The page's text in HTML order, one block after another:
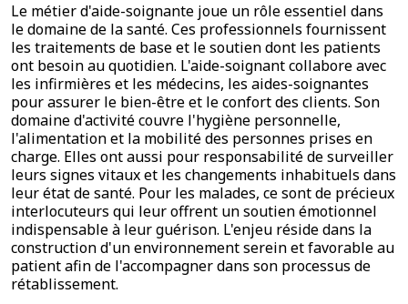
Le métier d'aide-soignante joue un rôle essentiel dans
le domaine de la santé. Ces professionnels fournissent
les traitements de base et le soutien dont les patients
ont besoin au quotidien. L'aide-soignant collabore avec
les infirmières et les médecins, les aides-soignantes
pour assurer le bien-être et le confort des clients. Son
domaine d'activité couvre l'hygiène personnelle,
l'alimentation et la mobilité des personnes prises en
charge. Elles ont aussi pour responsabilité de surveiller
leurs signes vitaux et les changements inhabituels dans
leur état de santé. Pour les malades, ce sont de précieux
interlocuteurs qui leur offrent un soutien émotionnel
indispensable à leur guérison. L'enjeu réside dans la
construction d'un environnement serein et favorable au
patient afin de l'accompagner dans son processus de
rétablissement.